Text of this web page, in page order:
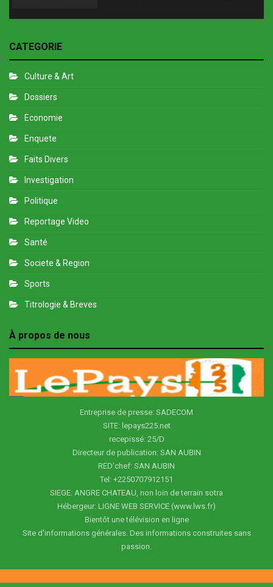
CATEGORIE
Culture & Art
Dossiers
Economie
Enquete
Faits Divers
Investigation
Politique
Reportage Video
Santé
Societe & Region
Sports
Titrologie & Breves
À propos de nous
Entreprise de presse: SADECOM
SITE: lepays225.net
recepissé: 25/D
Directeur de publication: SAN AUBIN
RED'chef: SAN AUBIN
Tel: +2250707912151
SIEGE: ANGRE CHATEAU, non loin de terrain sotra
Hébergeur: LIGNE WEB SERVICE (www.lws.fr)
Bientôt une télévision en ligne
Site d'informations générales. Des informations construites sans
passion.